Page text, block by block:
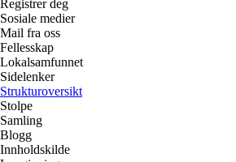
Registrer deg
Sosiale medier
Mail fra oss
Fellesskap
Lokalsamfunnet
Sidelenker
Strukturoversikt
Stolpe
Samling
Blogg
Innholdskilde